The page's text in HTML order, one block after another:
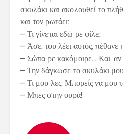
σκυλάκι και ακολουθεί το
και τον ρωτάει:
– Τι γίνεται εδώ ρε φίλε;
– Άσε, του λέει αυτός, πέθανε
– Σώπα ρε κακόμοιρε… Και, αν
– Την δάγκωσε το σκυλάκι
– Τι μου λες; Μπορείς να μου
– Μπες στην ουρά!